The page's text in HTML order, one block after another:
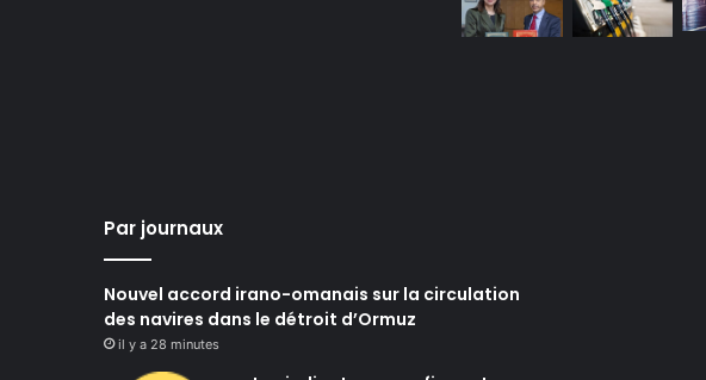
Par journaux
Nouvel accord irano-omanais sur la circulation
des navires dans le détroit d’Ormuz
il y a 28 minutes